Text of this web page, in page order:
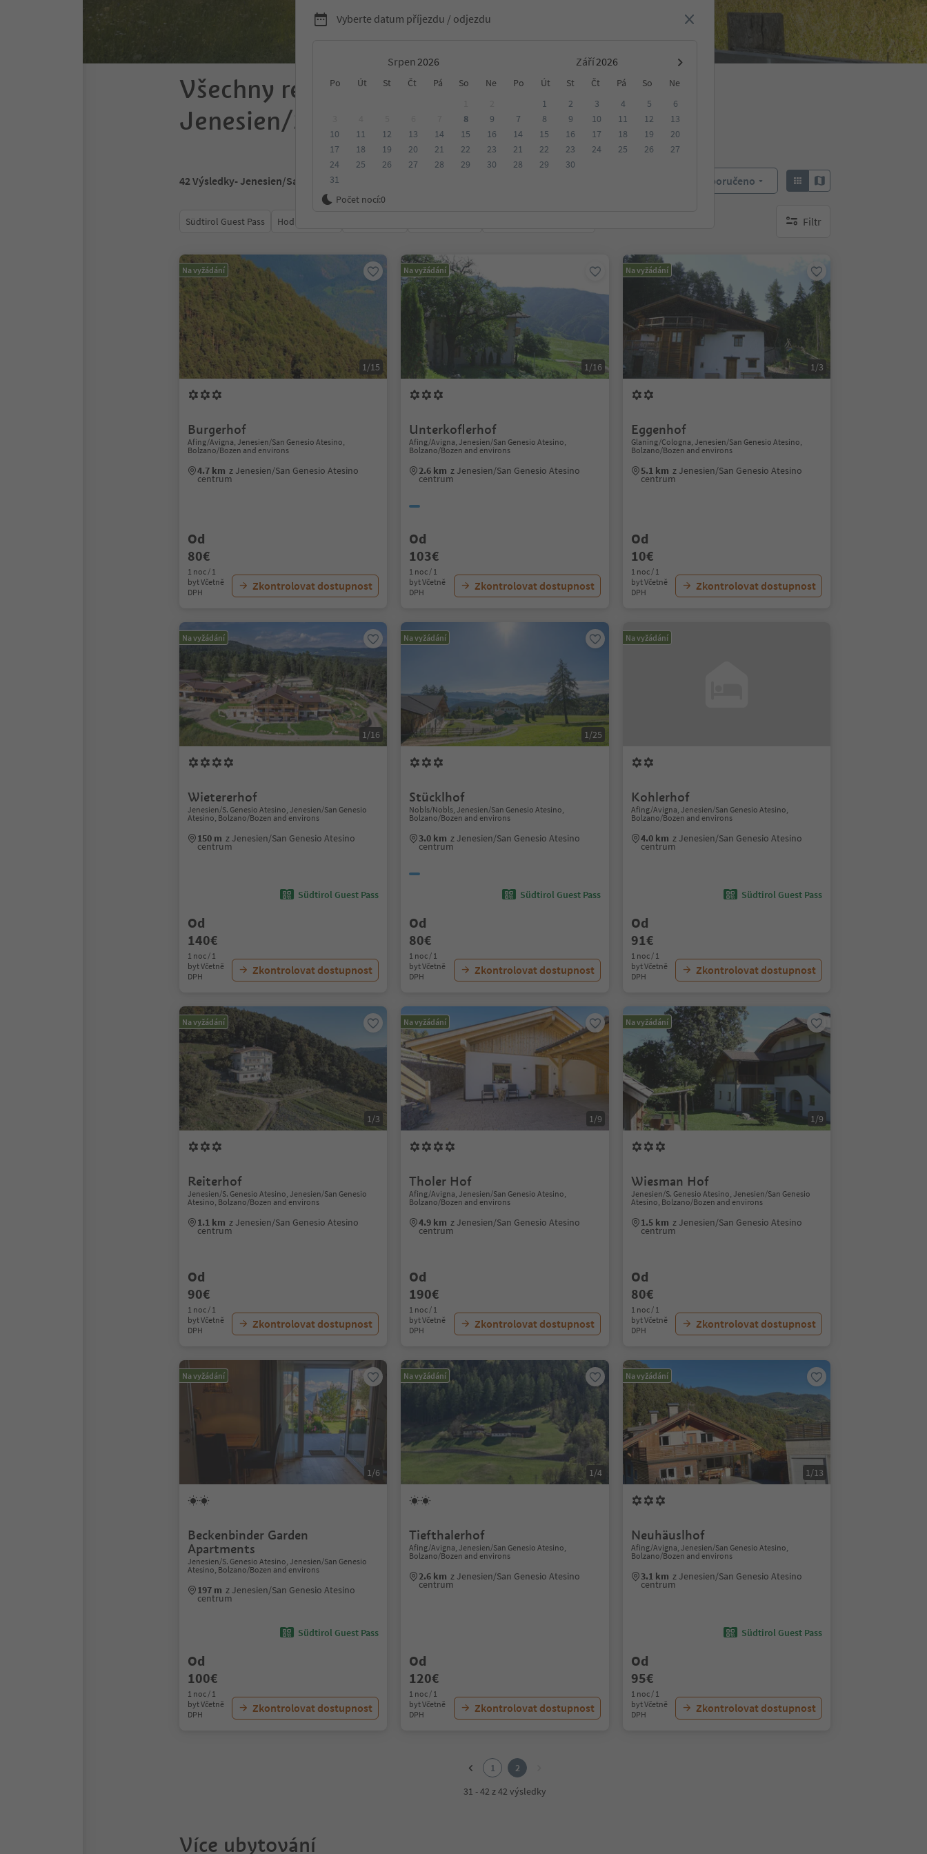
Vyberte datum příjezdu / odjezdu
Srpen Září
Po Út St Čt Pá So Ne Po Út St Čt Pá So
Ne
8
9
10
11 12 13 14 15
16
17
18 19 20 21 22
23
24
25 26 27 28 29
30
31
1 2 3 4 5
6
7
8 9 10 11 12
13
14
15 16 17 18 19
20
21
22 23 24 25 26
27
28
29 30
Počet nocí:0
Všechny rekreační domy
Jenesien/San Genesio Atesino
42Výsledky- Jenesien/San Genesio Atesino Doporučeno
Südtirol Guest Pass Hodnocení Filtr
brak aktywnych filtrów
Na vyžádání
1/15
Burgerhof
Afing/Avigna, Jenesien/San Genesio Atesino,
Bolzano/Bozen and environs
4.7 km z Jenesien/San Genesio Atesino
centrum
Od
80€
1 noc / 1
byt Včetně
DPH
Zkontrolovat dostupnost
Na vyžádání
1/16
Unterkoflerhof
Afing/Avigna, Jenesien/San Genesio Atesino,
Bolzano/Bozen and environs
2.6 km z Jenesien/San Genesio Atesino
centrum
Od
103€
1 noc / 1
byt Včetně
DPH
Zkontrolovat dostupnost
Na vyžádání
1/3
Eggenhof
Glaning/Cologna, Jenesien/San Genesio Atesino,
Bolzano/Bozen and environs
5.1 km z Jenesien/San Genesio Atesino
centrum
Od
10€
1 noc / 1
byt Včetně
DPH
Zkontrolovat dostupnost
Na vyžádání
1/16
Wietererhof
Jenesien/S. Genesio Atesino, Jenesien/San Genesio
Atesino, Bolzano/Bozen and environs
150 m z Jenesien/San Genesio Atesino
centrum
Südtirol Guest Pass
Od
140€
1 noc / 1
byt Včetně
DPH
Zkontrolovat dostupnost
Na vyžádání
1/25
Stücklhof
Nobls/Nobls, Jenesien/San Genesio Atesino,
Bolzano/Bozen and environs
3.0 km z Jenesien/San Genesio Atesino
centrum
Südtirol Guest Pass
Od
80€
1 noc / 1
byt Včetně
DPH
Zkontrolovat dostupnost
Na vyžádání
Kohlerhof
Afing/Avigna, Jenesien/San Genesio Atesino,
Bolzano/Bozen and environs
4.0 km z Jenesien/San Genesio Atesino
centrum
Südtirol Guest Pass
Od
91€
1 noc / 1
byt Včetně
DPH
Zkontrolovat dostupnost
Na vyžádání
1/3
Reiterhof
Jenesien/S. Genesio Atesino, Jenesien/San Genesio
Atesino, Bolzano/Bozen and environs
1.1 km z Jenesien/San Genesio Atesino
centrum
Od
90€
1 noc / 1
byt Včetně
DPH
Zkontrolovat dostupnost
Na vyžádání
1/9
Tholer Hof
Afing/Avigna, Jenesien/San Genesio Atesino,
Bolzano/Bozen and environs
4.9 km z Jenesien/San Genesio Atesino
centrum
Od
190€
1 noc / 1
byt Včetně
DPH
Zkontrolovat dostupnost
Na vyžádání
1/9
Wiesman Hof
Jenesien/S. Genesio Atesino, Jenesien/San Genesio
Atesino, Bolzano/Bozen and environs
1.5 km z Jenesien/San Genesio Atesino
centrum
Od
80€
1 noc / 1
byt Včetně
DPH
Zkontrolovat dostupnost
Na vyžádání
1/6
Beckenbinder Garden
Apartments
Jenesien/S. Genesio Atesino, Jenesien/San Genesio
Atesino, Bolzano/Bozen and environs
197 m z Jenesien/San Genesio Atesino
centrum
Südtirol Guest Pass
Od
100€
1 noc / 1
byt Včetně
DPH
Zkontrolovat dostupnost
Na vyžádání
1/4
Tiefthalerhof
Afing/Avigna, Jenesien/San Genesio Atesino,
Bolzano/Bozen and environs
2.6 km z Jenesien/San Genesio Atesino
centrum
Od
120€
1 noc / 1
byt Včetně
DPH
Zkontrolovat dostupnost
Na vyžádání
1/13
Neuhäuslhof
Afing/Avigna, Jenesien/San Genesio Atesino,
Bolzano/Bozen and environs
3.1 km z Jenesien/San Genesio Atesino
centrum
Südtirol Guest Pass
Od
95€
1 noc / 1
byt Včetně
DPH
Zkontrolovat dostupnost
1
2
31 - 42 z 42 výsledky
Více ubytování